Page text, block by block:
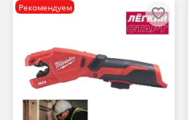
Рекомендуем